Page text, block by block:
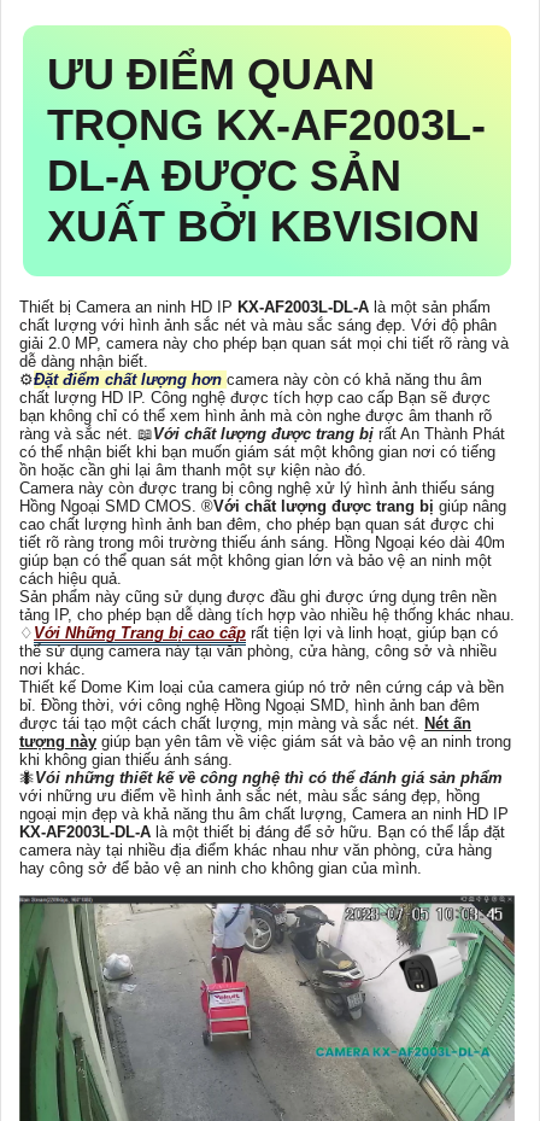
ƯU ĐIỂM QUAN
TRỌNG KX-AF2003L-
DL-A ĐƯỢC SẢN
XUẤT BỞI KBVISION
Thiết bị Camera an ninh HD IP KX-AF2003L-DL-A là một sản phẩm
chất lượng với hình ảnh sắc nét và màu sắc sáng đẹp. Với độ phân
giải 2.0 MP, camera này cho phép bạn quan sát mọi chi tiết rõ ràng và
dễ dàng nhận biết.
⚙Đặt điểm chất lượng hơn camera này còn có khả năng thu âm
chất lượng HD IP. Công nghệ được tích hợp cao cấp Bạn sẽ được
bạn không chỉ có thể xem hình ảnh mà còn nghe được âm thanh rõ
ràng và sắc nét. 📖Với chất lượng được trang bị rất An Thành Phát
có thể nhận biết khi bạn muốn giám sát một không gian nơi có tiếng
ồn hoặc cần ghi lại âm thanh một sự kiện nào đó.
Camera này còn được trang bị công nghệ xử lý hình ảnh thiếu sáng
Hồng Ngoại SMD CMOS. ®️Với chất lượng được trang bị giúp nâng
cao chất lượng hình ảnh ban đêm, cho phép bạn quan sát được chi
tiết rõ ràng trong môi trường thiếu ánh sáng. Hồng Ngoại kéo dài 40m
giúp bạn có thể quan sát một không gian lớn và bảo vệ an ninh một
cách hiệu quả.
Sản phẩm này cũng sử dụng được đầu ghi được ứng dụng trên nền
tảng IP, cho phép bạn dễ dàng tích hợp vào nhiều hệ thống khác nhau.
♢ Với Những Trang bị cao cấp rất tiện lợi và linh hoạt, giúp bạn có
thể sử dụng camera này tại văn phòng, cửa hàng, công sở và nhiều
nơi khác.
Thiết kế Dome Kim loại của camera giúp nó trở nên cứng cáp và bền
bỉ. Đồng thời, với công nghệ Hồng Ngoại SMD, hình ảnh ban đêm
được tái tạo một cách chất lượng, mịn màng và sắc nét. Nét ấn
tượng này giúp bạn yên tâm về việc giám sát và bảo vệ an ninh trong
khi không gian thiếu ánh sáng.
🐜Vói những thiết kế về công nghệ thì có thể đánh giá sản phẩm
với những ưu điểm về hình ảnh sắc nét, màu sắc sáng đẹp, hồng
ngoại mịn đẹp và khả năng thu âm chất lượng, Camera an ninh HD IP
KX-AF2003L-DL-A là một thiết bị đáng để sở hữu. Bạn có thể lắp đặt
camera này tại nhiều địa điểm khác nhau như văn phòng, cửa hàng
hay công sở để bảo vệ an ninh cho không gian của mình.